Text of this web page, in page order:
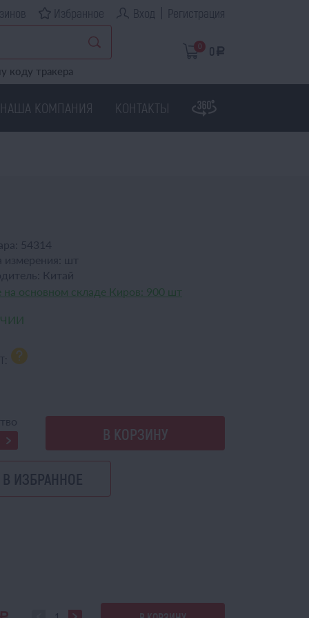
Избранное Вход Регистрация
коду тракера
0 0 a
НАША КОМПАНИЯ КОНТАКТЫ
54314
шт
Китай
основном складе Киров: 900 шт
В КОРЗИНУ
В ИЗБРАННОЕ